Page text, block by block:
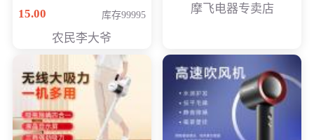
15.00
库存99995
农民李大爷
摩飞电器专卖店